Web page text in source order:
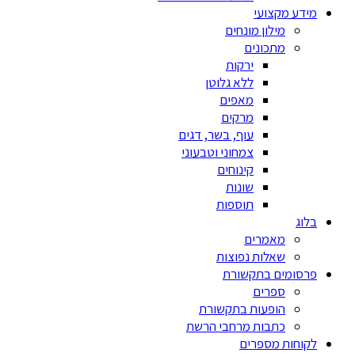
מידע מקצועי
מילון מונחים
מתכונים
ירקות
ללא גלוטן
מאפים
מרקים
עוף, בשר, דגים
צמחוני וטבעוני
קינוחים
שונות
תוספות
בלוג
מאמרים
שאלות נפוצות
פרסומים בתקשורת
ספרים
הופעות בתקשורת
כתבות מרחבי הרשת
לקוחות מספרים